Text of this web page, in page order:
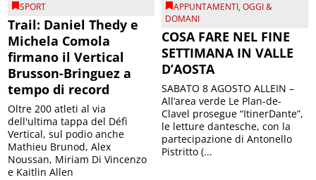
SPORT
Trail: Daniel Thedy e
Michela Comola
firmano il Vertical
Brusson-Bringuez a
tempo di record
Oltre 200 atleti al via
dell'ultima tappa del Défì
Vertical, sul podio anche
Mathieu Brunod, Alex
Noussan, Miriam Di Vincenzo
e Kaitlin Allen
APPUNTAMENTI,OGGI &
DOMANI
COSA FARE NEL FINE
SETTIMANA IN VALLE
D’AOSTA
SABATO 8 AGOSTO ALLEIN –
All’area verde Le Plan-de-
Clavel prosegue “ItinerDante”,
le letture dantesche, con la
partecipazione di Antonello
Pistritto (...